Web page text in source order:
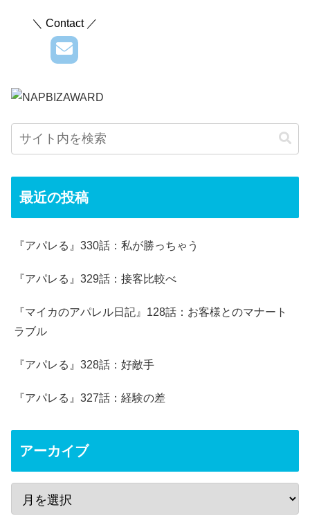
＼ Contact ／
最近の投稿
『アパレる』330話：私が勝っちゃう
『アパレる』329話：接客比較べ
『マイカのアパレル日記』128話：お客様とのマナート
ラブル
『アパレる』328話：好敵手
『アパレる』327話：経験の差
アーカイブ